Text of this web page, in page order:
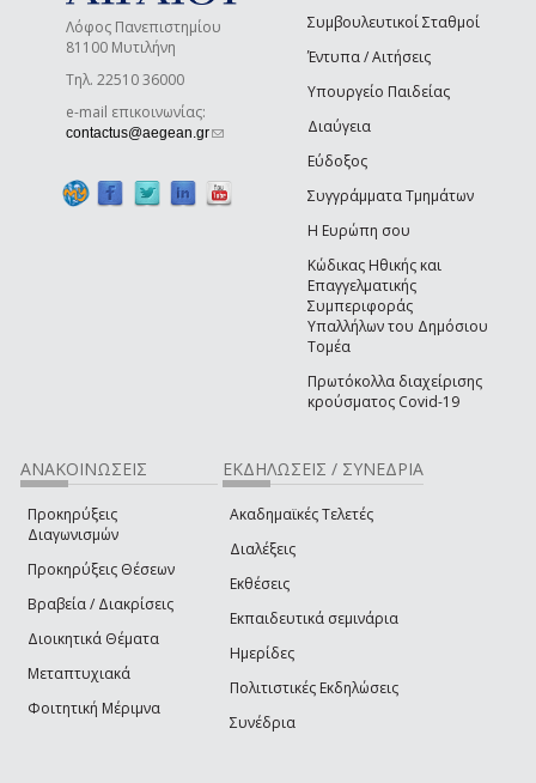
Λόφος Πανεπιστημίου
81100 Μυτιλήνη
Τηλ. 22510 36000
e-mail επικοινωνίας:
contactus@aegean.gr(link sends e-mail)
Συμβουλευτικοί Σταθμοί
Έντυπα / Αιτήσεις
Υπουργείο Παιδείας
Διαύγεια
Εύδοξος
Συγγράμματα Τμημάτων
Η Ευρώπη σου
Κώδικας Ηθικής και
Επαγγελματικής
Συμπεριφοράς
Υπαλλήλων του Δημόσιου
Τομέα
Πρωτόκολλα διαχείρισης
κρούσματος Covid-19
ΑΝΑΚΟΙΝΩΣΕΙΣ
Προκηρύξεις
Διαγωνισμών
Προκηρύξεις Θέσεων
Βραβεία / Διακρίσεις
Διοικητικά Θέματα
Μεταπτυχιακά
Φοιτητική Μέριμνα
ΕΚΔΗΛΩΣΕΙΣ / ΣΥΝΕΔΡΙΑ
Ακαδημαϊκές Τελετές
Διαλέξεις
Εκθέσεις
Εκπαιδευτικά σεμινάρια
Ημερίδες
Πολιτιστικές Εκδηλώσεις
Συνέδρια